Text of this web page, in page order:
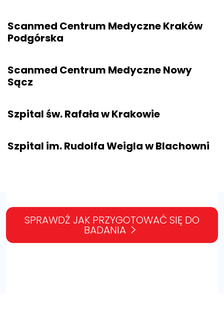
Scanmed Centrum Medyczne Kraków
Podgórska
Scanmed Centrum Medyczne Nowy
Sącz
Szpital św. Rafała w Krakowie
Szpital im. Rudolfa Weigla w Blachowni
SPRAWDŹ JAK PRZYGOTOWAĆ SIĘ DO
BADANIA